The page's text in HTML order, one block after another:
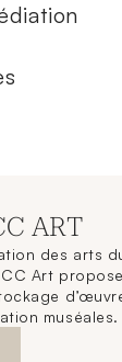
ART
des arts
Art
muséales.